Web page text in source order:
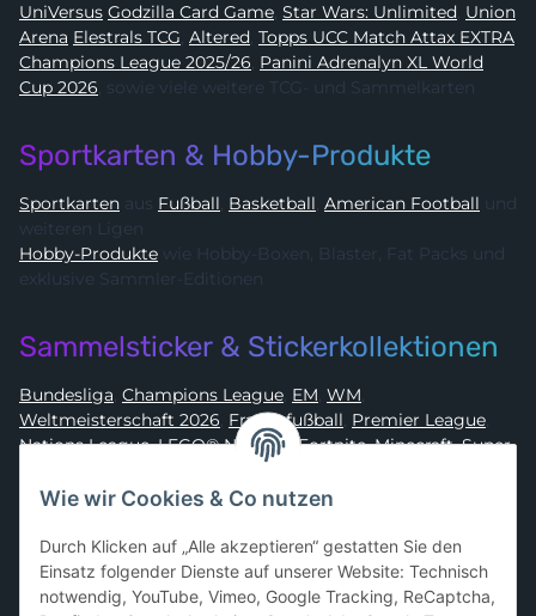
UniVersus
Godzilla Card Game, Star Wars: Unlimited, Union
Arena
Elestrals TCG, Altered, Topps UCC Match Attax EXTRA
Champions League 2025/26, Panini Adrenalyn XL World
Cup 2026, sowie viele weitere TCG- und Sammelkarten
Sportkarten & Hobby-Produkte
Sportkarten aus Fußball, Basketball, American Football und
weiteren Ligen
Hobby-Produkte
exklusive Sammler-Editionen
Sammelsticker & Stickerkollektionen
Bundesliga, Champions League, EM, WM,
Weltmeisterschaft 2026, Frauenfußball, Premier League,
Nations League, LEGO® Ninjago Fortnite,Minecraft,Super
Asterix
Sammelkarten-Zubehör &
Schutzprodukte
Wie wir Cookies & Co nutzen
Durch Klicken auf „Alle akzeptieren“ gestatten Sie den
Einsatz folgender Dienste auf unserer Website: Technisch
notwendig, YouTube, Vimeo, Google Tracking, ReCaptcha,